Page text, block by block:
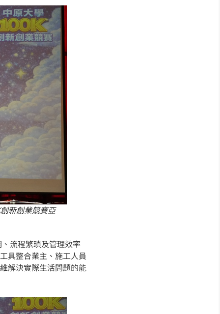
新創業競賽亞
流程繁瑣及管理效率
具整合業主、施工人員
解決實際生活問題的能